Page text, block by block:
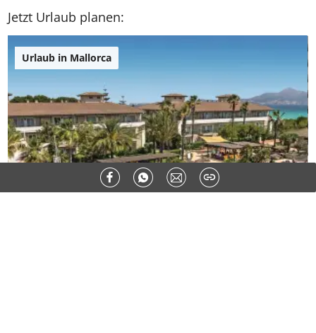
Jetzt Urlaub planen:
Urlaub in Mallorca